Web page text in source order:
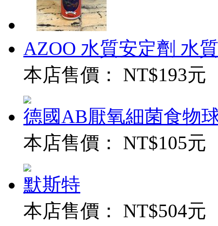
AZOO 水質安定劑 水
本店售價： NT$193元
德國AB厭氧細菌食物
本店售價： NT$105元
默斯特
本店售價： NT$504元